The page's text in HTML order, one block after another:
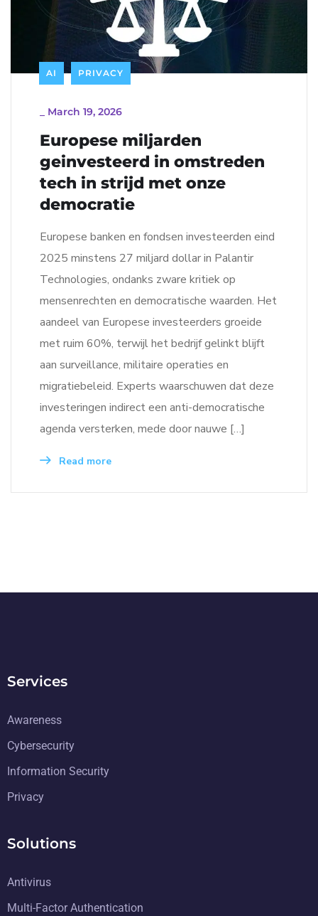
AI PRIVACY
March 19, 2026
Europese miljarden
geinvesteerd in omstreden
tech in strijd met onze
democratie
Europese banken en fondsen investeerden eind
2025 minstens 27 miljard dollar in Palantir
Technologies, ondanks zware kritiek op
mensenrechten en democratische waarden. Het
aandeel van Europese investeerders groeide
met ruim 60%, terwijl het bedrijf gelinkt blijft
aan surveillance, militaire operaties en
migratiebeleid. Experts waarschuwen dat deze
investeringen indirect een anti-democratische
agenda versterken, mede door nauwe […]
Read more
Services
Awareness
Cybersecurity
Information Security
Privacy
Solutions
Antivirus
Multi-Factor Authentication